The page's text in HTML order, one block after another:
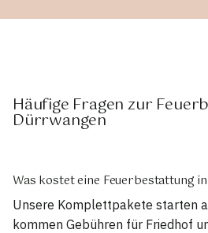
Häufige Fragen zur
Dürrwangen
Was kostet eine Feuerbestattung
Unsere Komplettpakete starten
kommen Gebühren für Friedhof